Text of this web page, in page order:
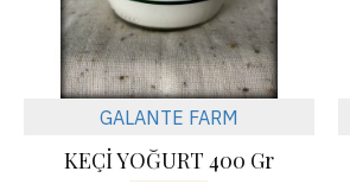
GALANTE FARM
KEÇİ YOĞURT 400 Gr